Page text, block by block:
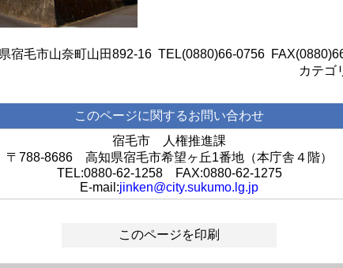
宿毛市山奈町山田892-16 TEL(0880)66-0756
このページに関するお問い合わせ
宿毛市 人権推進課
〒788-8686 高知県宿毛市希望ヶ丘1番地（本庁舎４階）
TEL:0880-62-1258 FAX:0880-62-1275
E-mail:jinken@city.sukumo.lg.jp
このページを印刷